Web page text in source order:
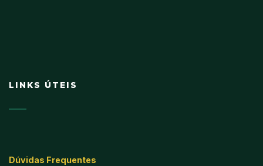
LINKS ÚTEIS
Dúvidas Frequentes